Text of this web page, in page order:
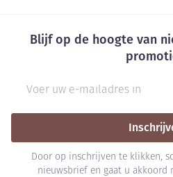
Blijf op de hoogte van
Door op inschrijven te klikken,
nieuwsbrief en gaat u akkoord